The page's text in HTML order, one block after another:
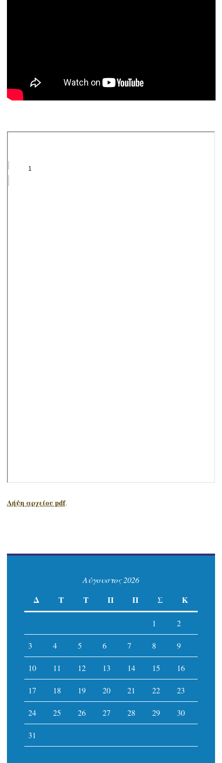
Λήψη αρχείου pdf.
Αύγουστος 2026
Δ Τ Τ Π Π Σ Κ
1 2
3 4 5 6 7 8 9
10 11 12 13 14 15 16
17 18 19 20 21 22 23
24 25 26 27 28 29 30
31